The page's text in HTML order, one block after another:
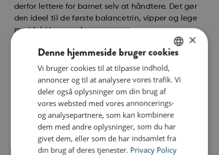
derfor lettere for barnet selv at håndtere. Det gør
den ideel til de første balancetrin, vipper og lege
med fuld bevægelse.
Babyen kan ligge hen over Elefantens runding og
styrke nakkemusklerne eller placeres i buen, når
Elefanten vendes om, og få stimuleret ryg og
balancesans gennem vuggende bevægelser. Når
barnet bliver ældre, er Elephant M nem at rejse sig
op ad og fungerer som både stol, skammel og
vippe i dagligdagen. Den skridsikre overflade i
blødt EVA-skum gør den tryg at bruge og nem at
flytte rundt på, selv for små hænder og fødder.
ENGLISH
DANISH
×
Denne hjemmeside bruger cookies
Vi bruger cookies til at tilpasse indhold,
annoncer og til at analysere vores trafik. Vi
deler også oplysninger om din brug af
vores websted med vores annoncerings-
og analysepartnere, som kan kombinere
dem med andre oplysninger, som du har
givet dem, eller som de har indsamlet fra
din brug af deres tjenester. Privacy Policy